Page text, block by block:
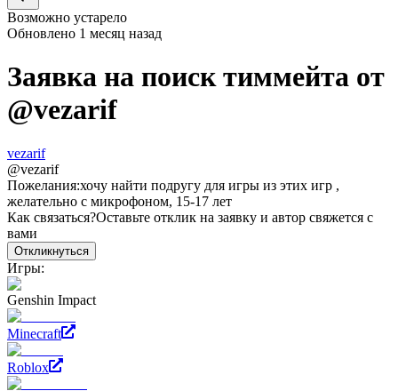
Возможно устарело
Обновлено 1 месяц назад
Заявка на поиск тиммейта от
@vezarif
vezarif
@vezarif
Пожелания:хочу найти подругу для игры из этих игр ,
желательно с микрофоном, 15-17 лет
Как связаться?Оставьте отклик на заявку и автор свяжется с
вами
Откликнуться
Игры:
Genshin Impact
Minecraft
Roblox